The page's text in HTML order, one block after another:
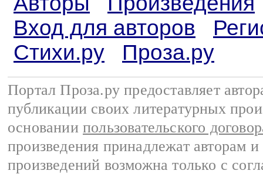
Вход для авторов
Стихи.ру
Проза.ру
Портал Проза.ру предоставляет
публикации своих литературных
основании пользовательского
произведения принадлежат авторам
произведений возможна только с